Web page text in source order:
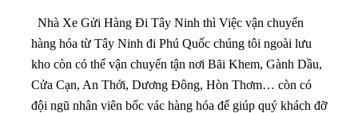
Nhà Xe Gửi Hàng Đi Tây Ninh thì Việc vận chuyển
hàng hóa từ Tây Ninh đi Phú Quốc chúng tôi ngoài lưu
kho còn có thể vận chuyển tận nơi Bãi Khem, Gành Dầu,
Cửa Cạn, An Thới, Dương Đông, Hòn Thơm… còn có
đội ngũ nhân viên bốc vác hàng hóa để giúp quý khách đỡ